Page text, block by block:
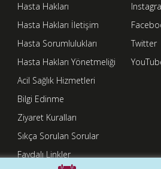
Hasta Hakları
Hasta Hakları İletişim
Hasta Sorumlulukları
Hasta Hakları Yönetmeliği
Acil Sağlık Hizmetleri
Bilgi Edinme
Ziyaret Kuralları
Sıkça Sorulan Sorular
Faydalı Linkler
Twitter